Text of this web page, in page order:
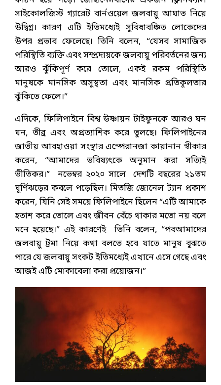
সাইকোলজিস্ট গ্যারেট বার্নওয়েল জলবায়ু আঘাত নিয়ে
উদ্বিগ্ন। কারণ এটি ইতিমধ্যেই সুবিধাবঞ্চিত লোকেদের
উপর প্রভাব ফেলেছে। তিনি বলেন, “যেসব সামাজিক
পরিস্থিতি ব্যক্তি এবং সম্প্রদায়কে জলবায়ু পরিবর্তনের জন্য
আরও ঝুঁকিপূর্ণ করে তোলে, একই রকম পরিস্থিতি
মানুষকে মানসিক অসুস্থতা এবং মানসিক প্রতিকূলতার
ঝুঁকিতে ফেলে।”
এদিকে, ফিলিপাইনে বিশ্ব উষ্ণায়ন টাইফুনকে আরও ঘন
ঘন, তীব্র এবং অপ্রত্যাশিক করে তুলছে। ফিলিপাইনের
জাতীয় আবহাওয়া সংস্থার এস্পেরানজা কায়ানান স্বীকার
করেন, “আমাদের ভবিষ্যৎকে অনুমান করা সত্যিই
ভীতিকর।” নভেম্বর ২০২০ সালে দেশটি বছরের ২১তম
ঘূর্ণিঝড়ের কবলে পড়েছিল। মিতজি জোনেল ট্যান প্রকাশ
করেন, যিনি সেই সময়ে ফিলিপাইনে ছিলেন “এটি আমাকে
হতাশ করে তোলে এবং জীবন বেঁচে থাকার মতো নয় বলে
মনে হয়েছে।” এই কারণেই তিনি বলেন, “পবআমাদের
জলবায়ু ট্রমা নিয়ে কথা বলতে হবে যাতে মানুষ বুঝতে
পারে যে জলবায়ু সংকট ইতিমধ্যেই এখানে এসে গেছে এবং
আজই এটি মোকাবেলা করা প্রয়োজন।”